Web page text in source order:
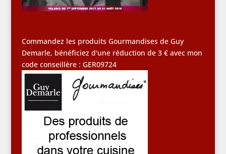
Commandez les produits Gourmandises de Guy
Demarle, bénéficiez d'une réduction de 3 € avec mon
code conseillère : GER09724